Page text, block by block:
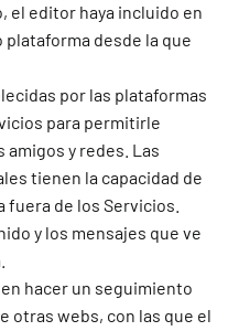
el editor haya incluido en
plataforma desde la que
por las plataformas
para permitirle
y redes. Las
tienen la capacidad de
de los Servicios.
y los mensajes que ve
hacer un seguimiento
otras webs, con las que el